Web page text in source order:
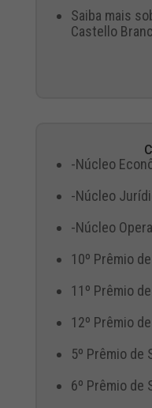
Saiba mais
Castello
-Núcleo
-Núcleo
-Núcleo
10º Prêmio
11º Prêmio
12º Prêmio
5º Prêmio de
6º Prêmio de